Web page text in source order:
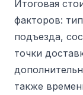
Итоговая
факторов:
подъезда,
точки
также